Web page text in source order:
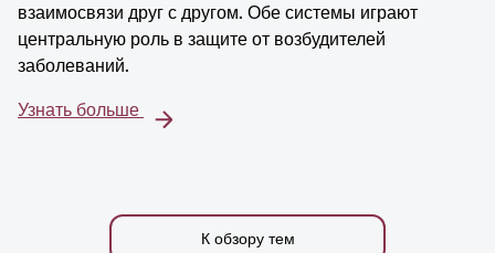
взаимосвязи друг с другом. Обе системы играют
центральную роль в защите от возбудителей
заболеваний.
Узнать больше
К обзору тем